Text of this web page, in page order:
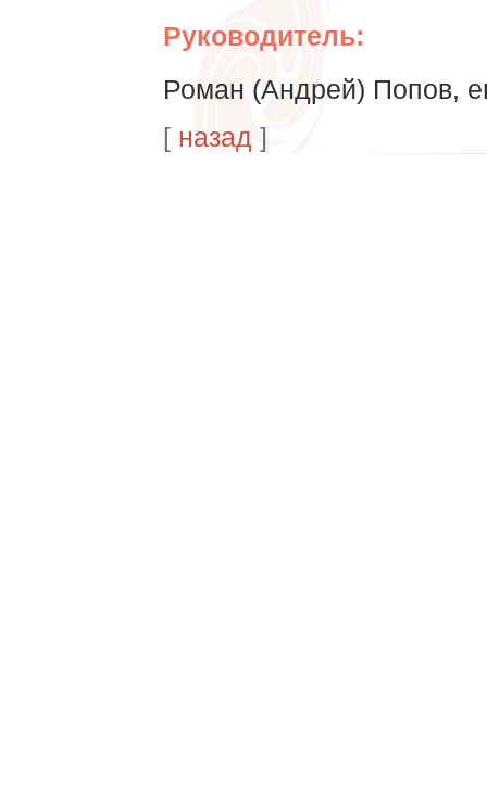
Руководитель:
Роман (Андрей) Попов,
[ назад ]